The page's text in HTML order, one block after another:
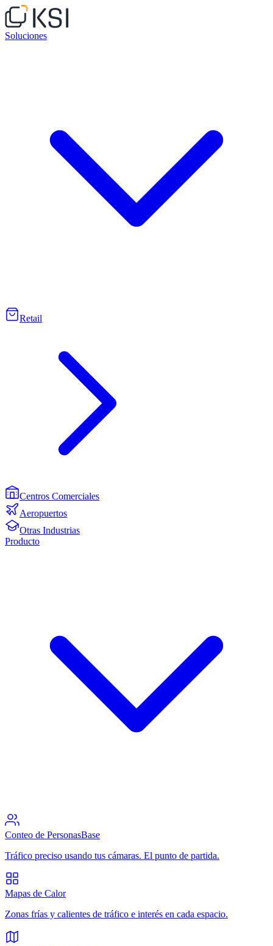
Soluciones
Retail
Centros Comerciales
Aeropuertos
Otras Industrias
Producto
Conteo de PersonasBase
Tráfico preciso usando tus cámaras. El punto de partida.
Mapas de Calor
Zonas frías y calientes de tráfico e interés en cada espacio.